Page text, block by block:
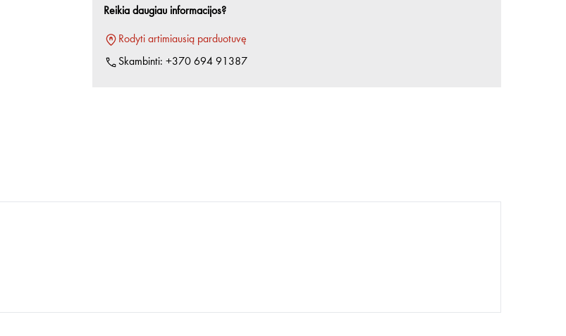
Reikia daugiau informacijos?
Rodyti artimiausią parduotuvę
Skambinti: +370 694 91387